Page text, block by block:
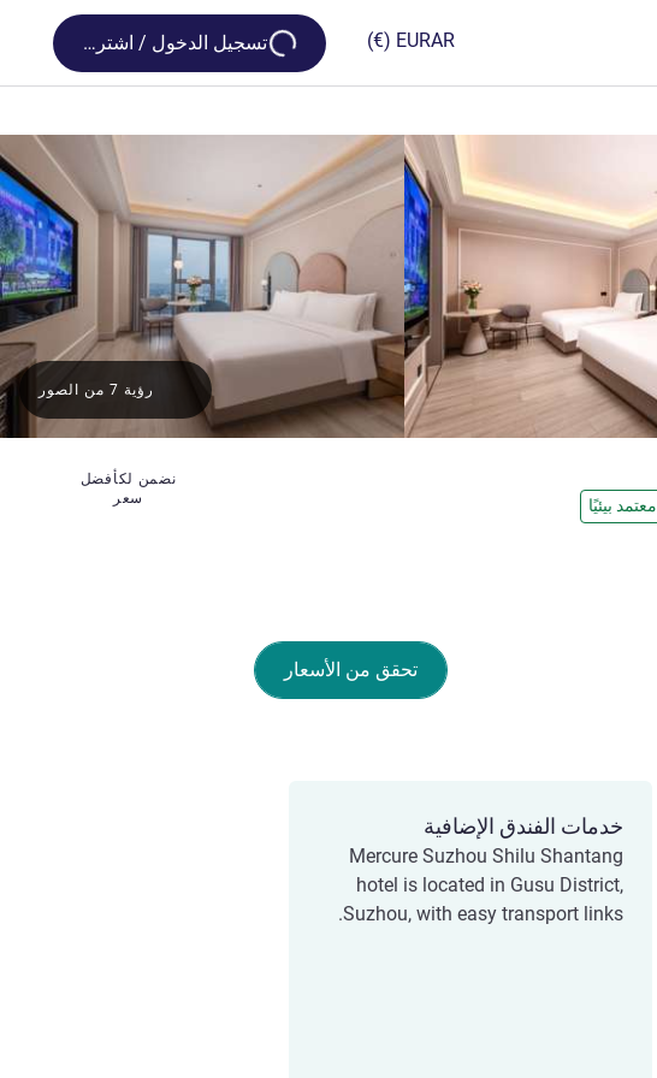
AR
EUR
(€)
Loading...
تسجيل الدخول / اشترك
معتمد بيئيًا
نضمن لكأفضل
سعر
رؤية 7 من الصور
تحقق من الأسعار
خدمات الفندق الإضافية
Mercure Suzhou Shilu Shantang
hotel is located in Gusu District,
Suzhou, with easy transport links.